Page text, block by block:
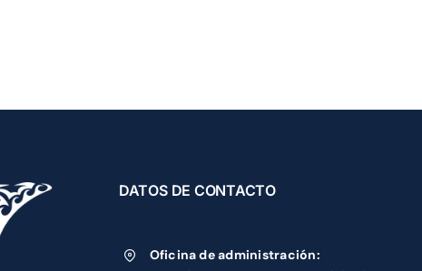
DATOS DE CONTACTO
Oficina de administración: